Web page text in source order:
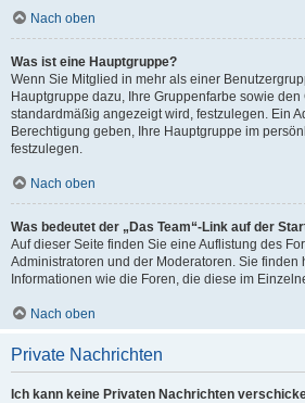
Nach oben
Was ist eine Hauptgruppe?
Wenn Sie Mitglied in mehr als einer
Hauptgruppe dazu, Ihre Gruppenfarbe sowie
standardmäßig angezeigt wird, festzulegen. Ein
Berechtigung geben, Ihre Hauptgruppe im
festzulegen.
Nach oben
Was bedeutet der „Das Team“-Link auf der
Auf dieser Seite finden Sie eine Auflistung des
Administratoren und der Moderatoren. Sie finden
Informationen wie die Foren, die diese im
Nach oben
Private Nachrichten
Ich kann keine Privaten Nachrichten